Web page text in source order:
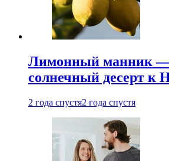
Лимонный манник —
солнечный десерт к
2 года спустя2 года спустя